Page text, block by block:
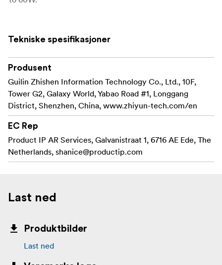
Tekniske spesifikasjoner
Produsent
Guilin Zhishen Information Technology Co., Ltd., 10F,
Tower G2, Galaxy World, Yabao Road #1, Longgang
District, Shenzhen, China, www.zhiyun-tech.com/en
EC Rep
Product IP AR Services, Galvanistraat 1, 6716 AE Ede, The
Netherlands, shanice@productip.com
Last ned
Produktbilder
Last ned